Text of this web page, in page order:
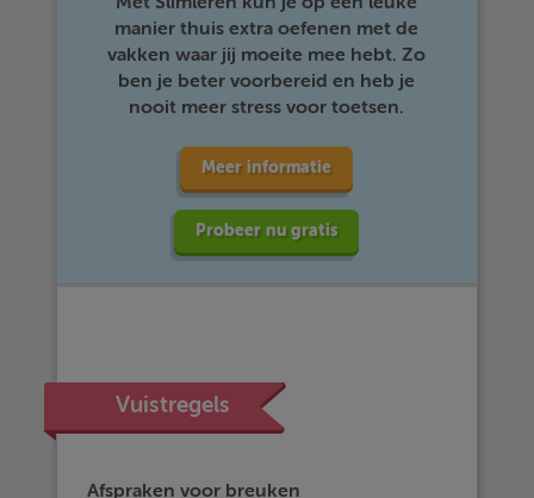
manier thuis extra oefenen met de
vakken waar jij moeite mee hebt. Zo
ben je beter voorbereid en heb je
nooit meer stress voor toetsen.
Meer informatie
Probeer nu gratis
Vuistregels
Afspraken voor breuken